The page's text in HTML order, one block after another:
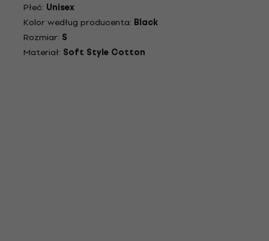
Płeć: Unisex
Kolor według producenta: Black
Rozmiar: S
Materiał: Soft Style Cotton